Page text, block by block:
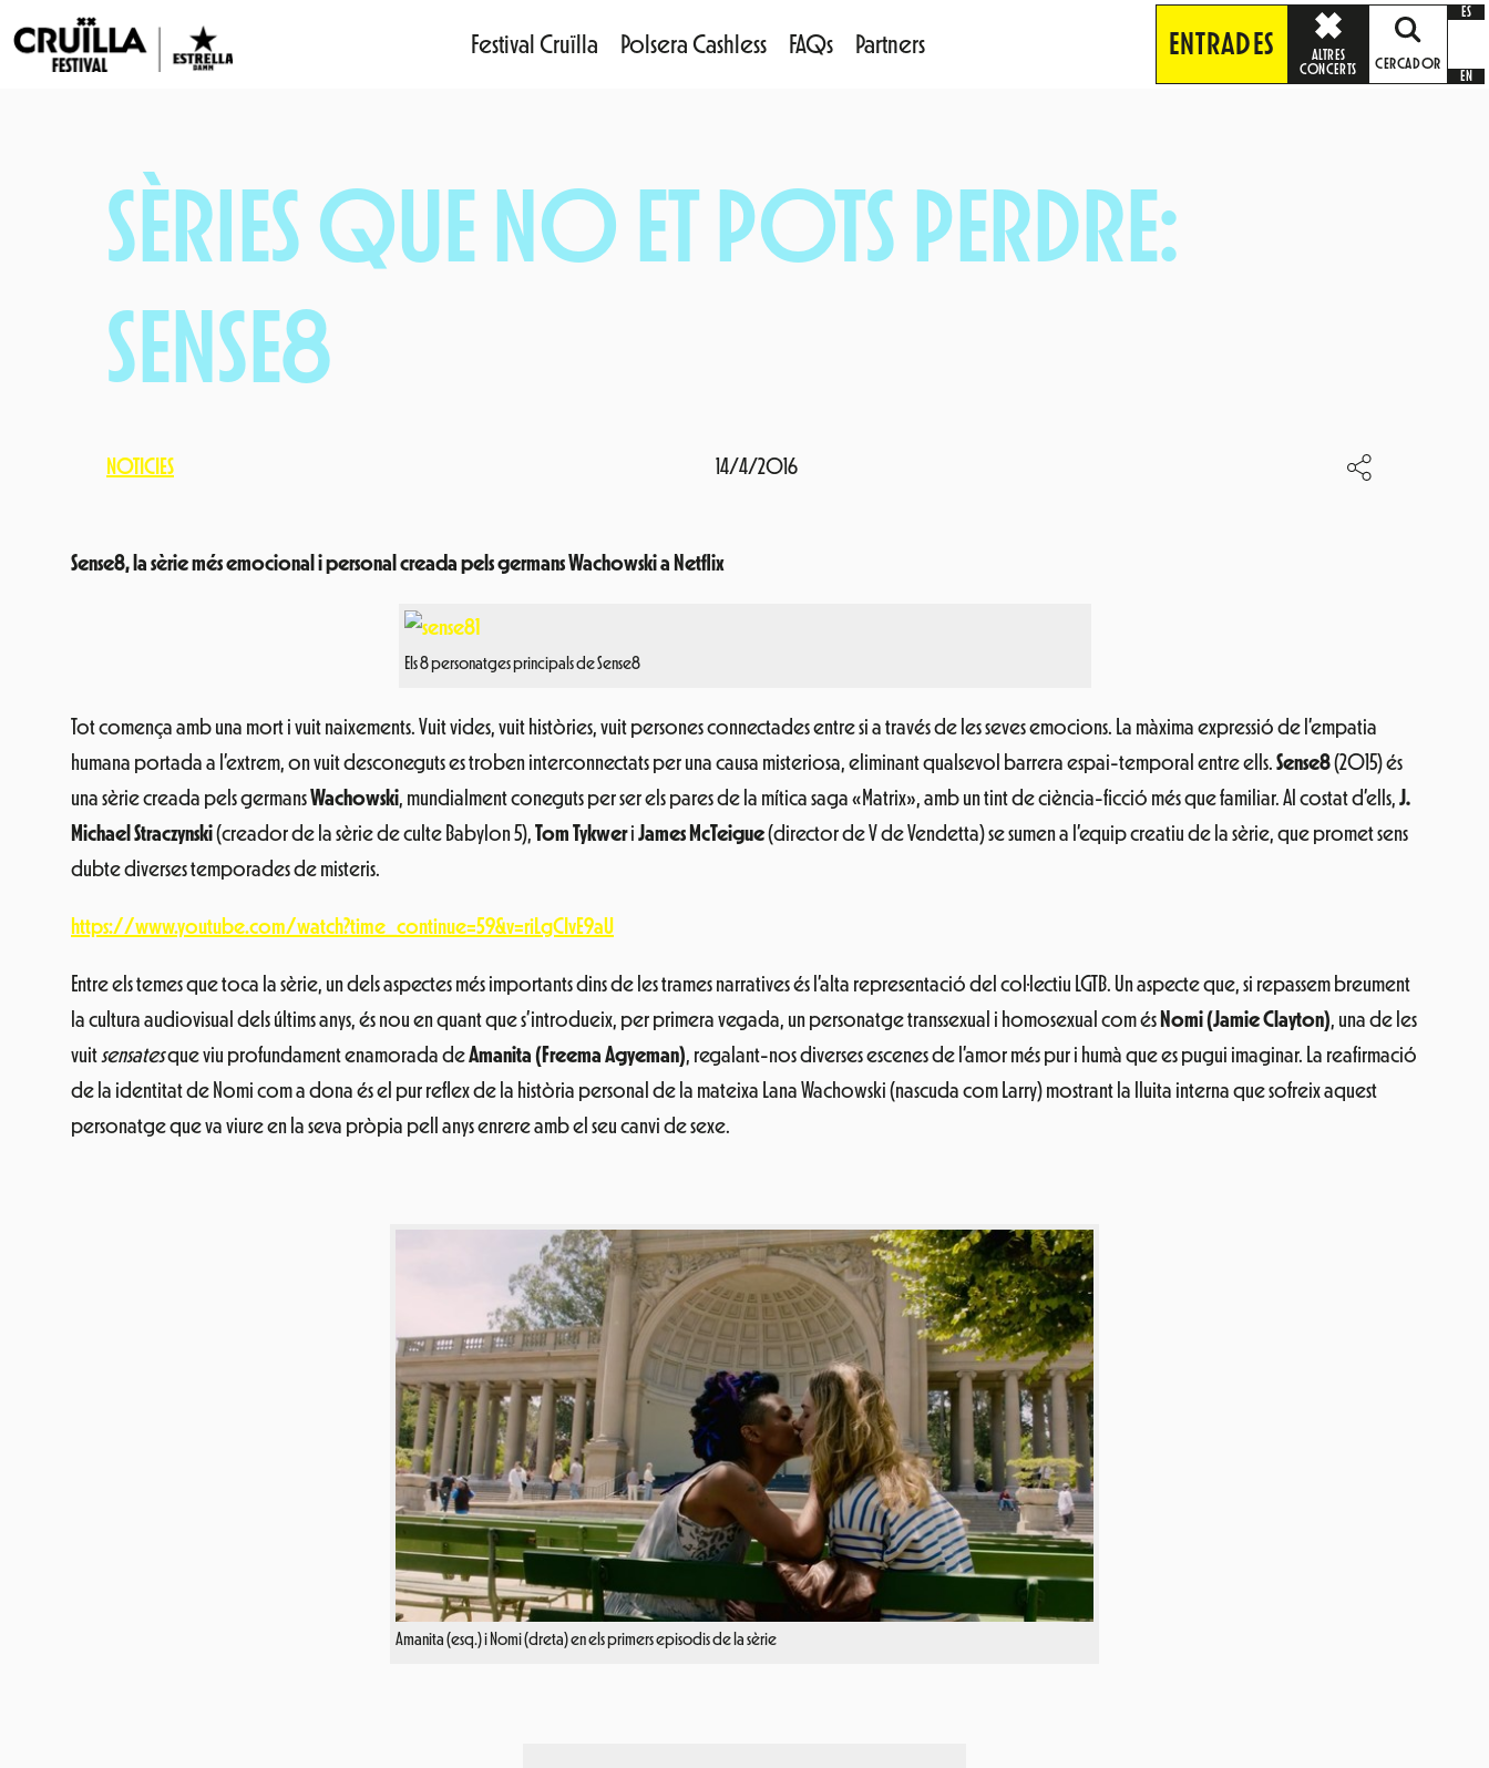
Festival Cruïlla Polsera Cashless FAQs Partners ENTRADES
ALTRES
CONCERTS
CERCADOR
ES
EN
SÈRIES QUE NO ET POTS PERDRE:
SENSE8
NOTICIES 14/4/2016
Sense8, la sèrie més emocional i personal creada pels germans Wachowski a Netflix
Els 8 personatges principals de Sense8
Tot comença amb una mort i vuit naixements. Vuit vides, vuit històries, vuit persones connectades entre si a través de les seves emocions. La màxima expressió de l’empatia
humana portada a l’extrem, on vuit desconeguts es troben interconnectats per una causa misteriosa, eliminant qualsevol barrera espai-temporal entre ells. Sense8(2015) és
una sèrie creada pels germansWachowski, mundialment coneguts per ser els pares de la mítica saga «Matrix», amb un tint de ciència-ficció més que familiar. Al costat d’ells, J.
Michael Straczynski(creador de la sèrie de culte Babylon 5), Tom Tykweri James McTeigue(director de V de Vendetta) se sumen a l’equip creatiu de la sèrie, que promet sens
dubte diverses temporades de misteris.
https://www.youtube.com/watch?time_continue=59&v=riLgCIvE9aU
Entre els temes que toca la sèrie, un dels aspectes més importants dins de les trames narratives és l’alta representació del col·lectiu LGTB. Un aspecte que, si repassem breument
la cultura audiovisual dels últims anys, és nou en quant que s’introdueix, per primera vegada, un personatge transsexual i homosexual com és Nomi (Jamie Clayton), una de les
vuitsensatesque viu profundament enamorada deAmanita (Freema Agyeman), regalant-nos diverses escenes de l’amor més pur i humà que es pugui imaginar. La reafirmació
de la identitat de Nomi com a dona és el pur reflex de la història personal de la mateixa Lana Wachowski (nascuda com Larry) mostrant la lluita interna que sofreix aquest
personatge que va viure en la seva pròpia pell anys enrere amb el seu canvi de sexe.
Amanita (esq.) i Nomi (dreta) en els primers episodis de la sèrie